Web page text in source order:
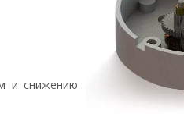
и снижению